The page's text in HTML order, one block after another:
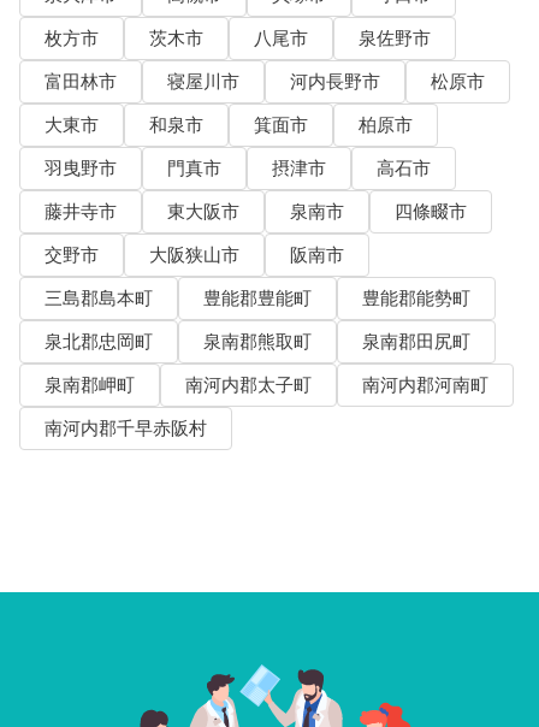
枚方市
茨木市 八尾市
泉佐野市
富田林市
寝屋川市 河内長野市
松原市
大東市
和泉市 箕面市
柏原市
羽曳野市
門真市 摂津市
高石市
藤井寺市
東大阪市 泉南市
四條畷市
交野市
大阪狭山市
阪南市
三島郡島本町
豊能郡豊能町
豊能郡能勢町
泉北郡忠岡町
泉南郡熊取町
泉南郡田尻町
泉南郡岬町
南河内郡太子町
南河内郡河南町
南河内郡千早赤阪村